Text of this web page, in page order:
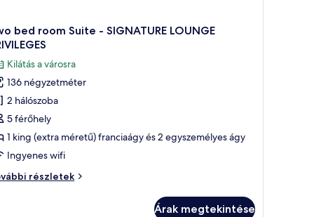
bed room Suite - SIGNATURE LOUNGE
Kilátás a városra
136 négyzetméter
2 hálószoba
5 férőhely
1 king (extra méretű) franciaágy és 2 egyszemélyes ágy
Ingyenes wifi
részletek
Árak megtekintése